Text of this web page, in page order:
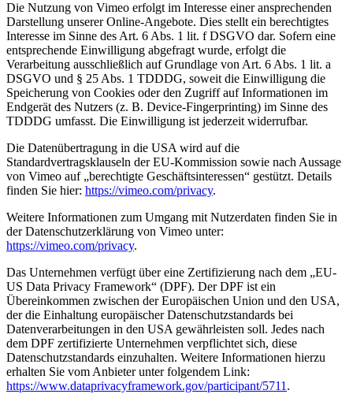
Die Nutzung von Vimeo erfolgt im Interesse einer ansprechenden
Darstellung unserer Online-Angebote. Dies stellt ein berechtigtes
Interesse im Sinne des Art. 6 Abs. 1 lit. f DSGVO dar. Sofern eine
entsprechende Einwilligung abgefragt wurde, erfolgt die
Verarbeitung ausschließlich auf Grundlage von Art. 6 Abs. 1 lit. a
DSGVO und § 25 Abs. 1 TDDDG, soweit die Einwilligung die
Speicherung von Cookies oder den Zugriff auf Informationen im
Endgerät des Nutzers (z. B. Device-Fingerprinting) im Sinne des
TDDDG umfasst. Die Einwilligung ist jederzeit widerrufbar.
Die Datenübertragung in die USA wird auf die
Standardvertragsklauseln der EU-Kommission sowie nach Aussage
von Vimeo auf „berechtigte Geschäftsinteressen“ gestützt. Details
finden Sie hier: https://vimeo.com/privacy.
Weitere Informationen zum Umgang mit Nutzerdaten finden Sie in
der Datenschutzerklärung von Vimeo unter:
https://vimeo.com/privacy.
Das Unternehmen verfügt über eine Zertifizierung nach dem „EU-
US Data Privacy Framework“ (DPF). Der DPF ist ein
Übereinkommen zwischen der Europäischen Union und den USA,
der die Einhaltung europäischer Datenschutzstandards bei
Datenverarbeitungen in den USA gewährleisten soll. Jedes nach
dem DPF zertifizierte Unternehmen verpflichtet sich, diese
Datenschutzstandards einzuhalten. Weitere Informationen hierzu
erhalten Sie vom Anbieter unter folgendem Link:
https://www.dataprivacyframework.gov/participant/5711 .